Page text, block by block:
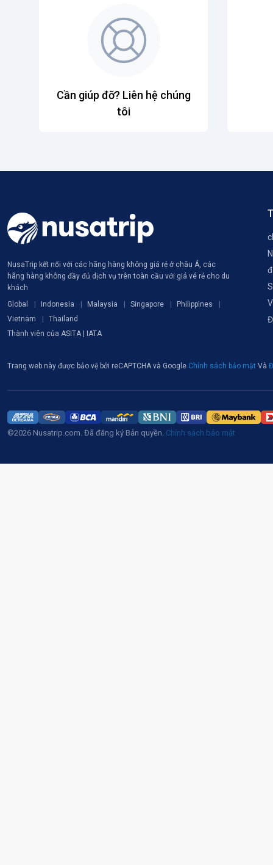
Cần giúp đỡ? Liên hệ chúng
tôi
NusaTrip kết nối với các hãng hàng không giá rẻ ở châu Á, các
hãng hàng không đầy đủ dịch vụ trên toàn cầu với giá vé rẻ cho du
khách
Global
Indonesia Malaysia Singapore
Philippines
Vietnam
Thailand
Thành viên của ASITA | IATA
Trang web này được bảo vệ bởi reCAPTCHA và Google Chính sách bảo mật Và
©2026 Nusatrip.com. Đã đăng ký Bản quyền. Chính sách bảo mật